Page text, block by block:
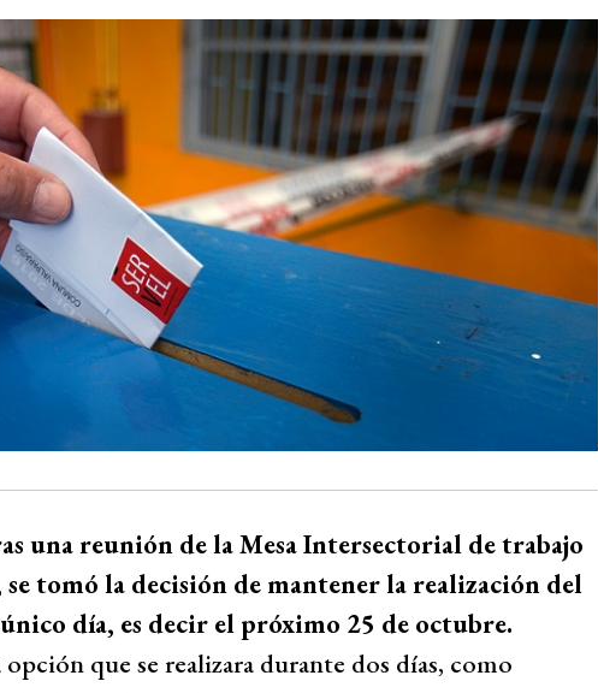
una reunión de la Mesa Intersectorial de trabajo
tomó la decisión de mantener la realización del
día, es decir el próximo 25 de octubre.
opción que se realizara durante dos días, como